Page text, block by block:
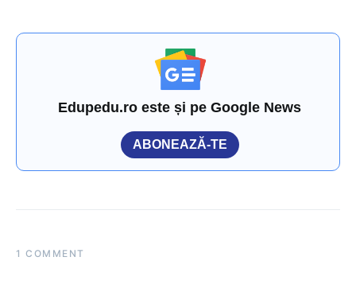
Edupedu.ro este și pe Google News
ABONEAZĂ-TE
1 COMMENT